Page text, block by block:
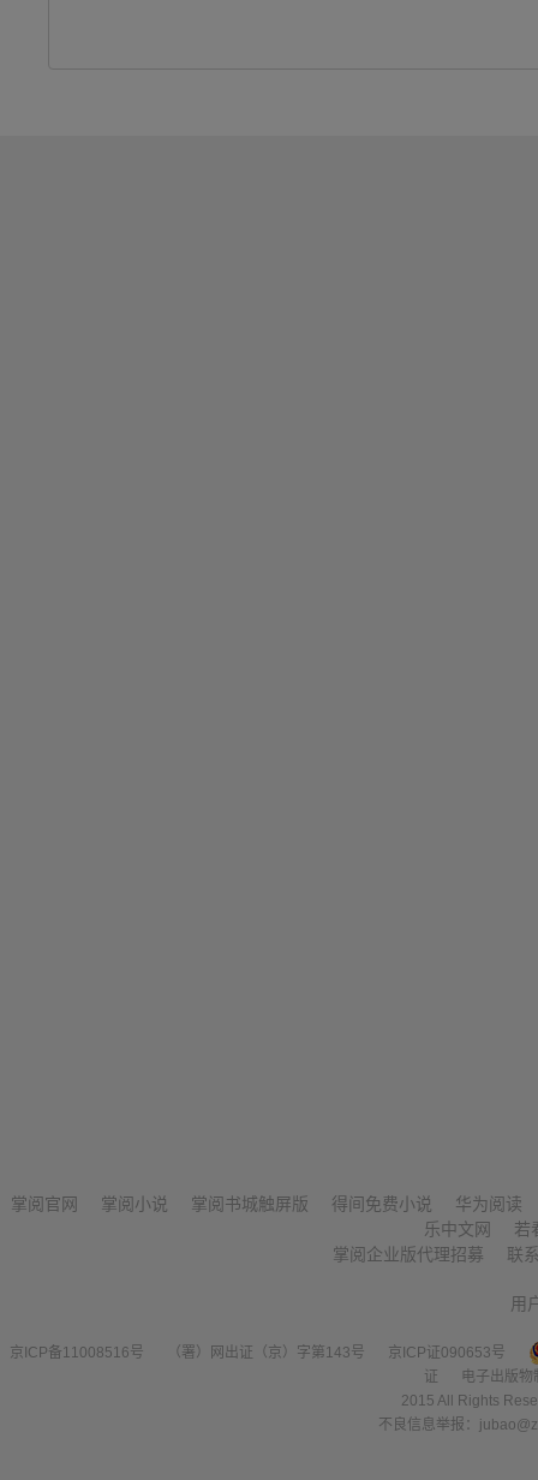
掌阅官网 掌阅小说 掌阅书城触屏版 得间免费小说
华为阅读
乐中文网
若
掌阅企业版代理招募
联
用
京ICP备11008516号 （署）网出证（京）字第143号
京ICP证090653号
证
电子出版
2015 All Rights
不良信息举报：